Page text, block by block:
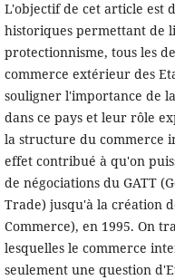
L'objectif de cet article est
historiques permettant de
protectionnisme, tous les
commerce extérieur des
souligner l'importance de
dans ce pays et leur rôle
la structure du commerce
effet contribué à qu'on
de négociations du GATT
Trade) jusqu'à la création
Commerce), en 1995. On
lesquelles le commerce
seulement une question